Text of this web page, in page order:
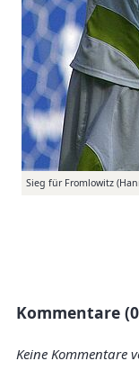
Sieg für Fromlowitz
Kommentare
Keine Kommentare